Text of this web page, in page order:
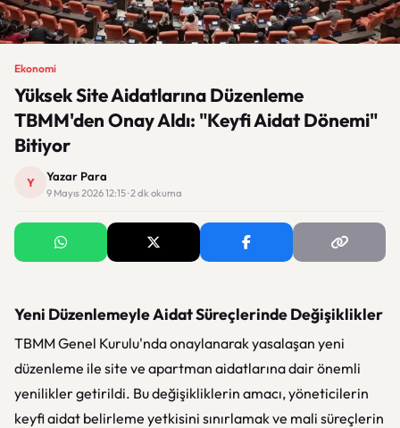
Ekonomi
Yüksek Site Aidatlarına Düzenleme
TBMM'den Onay Aldı: "Keyfi Aidat Dönemi"
Bitiyor
Y Yazar Para
9 Mayıs 2026 12:15 · 2 dk okuma
Yeni Düzenlemeyle Aidat Süreçlerinde Değişiklikler
TBMM Genel Kurulu'nda onaylanarak yasalaşan yeni
düzenleme ile site ve apartman aidatlarına dair önemli
yenilikler getirildi. Bu değişikliklerin amacı, yöneticilerin
keyfi aidat belirleme yetkisini sınırlamak ve mali süreçlerin